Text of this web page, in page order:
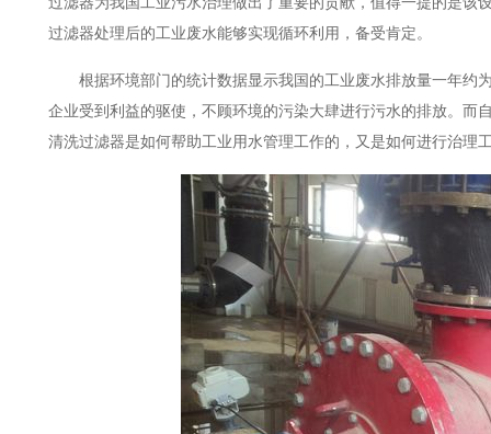
过滤器处理后的工业废水能够实现循环利用，备受肯定。
根据环境部门的统计数据显示我国的工业废水排放量一年约
企业受到利益的驱使，不顾环境的污染大肆进行污水的排放。而
清洗过滤器是如何帮助工业用水管理工作的，又是如何进行治理